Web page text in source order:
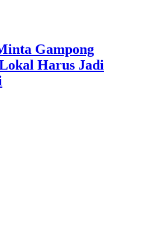
Gampong
Harus Jadi